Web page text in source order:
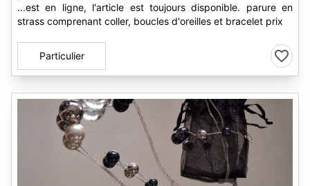
...est en ligne, l'article est toujours disponible. parure en
strass comprenant coller, boucles d'oreilles et bracelet prix
Particulier